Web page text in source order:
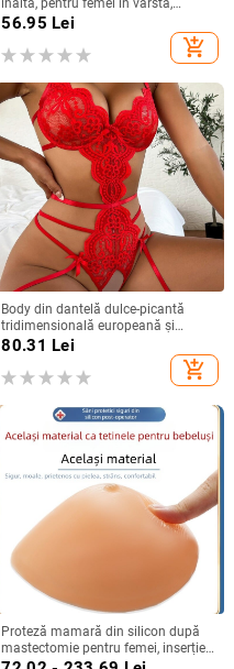
înaltă, pentru femei în vârstă,
croială lejeră, mărime mare
56.95 Lei
add_shopping_cart
Body din dantelă dulce-picantă
tridimensională europeană și
americană nouă din fabrică 2022,
tentație sexy, comerț exterior,
lenjerie intimă, pijamale sexy
80.31 Lei
add_shopping_cart
Proteză mamară din silicon după
mastectomie pentru femei, inserție
pentru sutien